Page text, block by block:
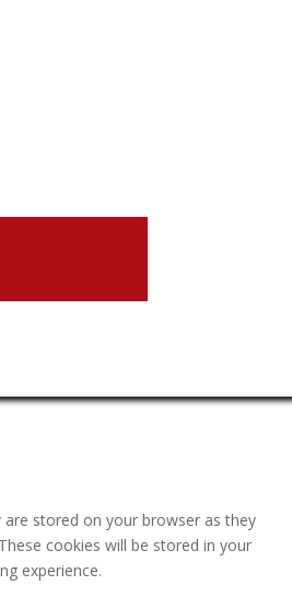
stored on your browser as they
cookies will be stored in your
experience.